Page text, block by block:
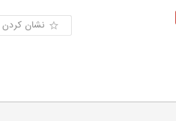
نشان کردن